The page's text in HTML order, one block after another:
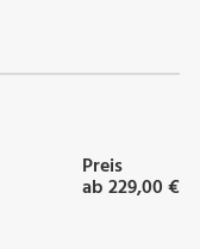
Preis
ab 229,00 €